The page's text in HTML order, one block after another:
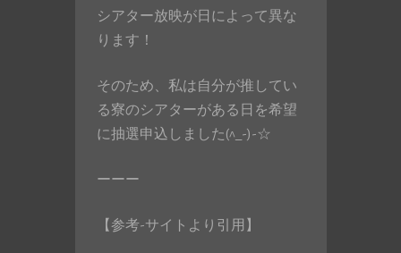
シアター放映が日によって異な
ります！
そのため、私は自分が推してい
る寮のシアターがある日を希望
に抽選申込しました(^_-)-☆
ーーー
【参考-サイトより引用】